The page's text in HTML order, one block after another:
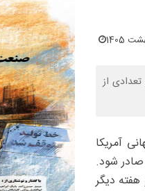
از
آمریکا
صادر شود.
هفته دیگر